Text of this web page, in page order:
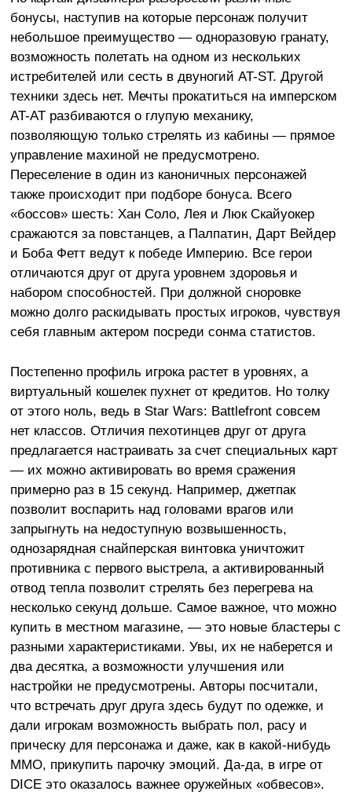
бонусы, наступив на которые персонаж получит
небольшое преимущество — одноразовую гранату,
возможность полетать на одном из нескольких
истребителей или сесть в двуногий AT-ST. Другой
техники здесь нет. Мечты прокатиться на имперском
AT-AT разбиваются о глупую механику,
позволяющую только стрелять из кабины — прямое
управление махиной не предусмотрено.
Переселение в один из каноничных персонажей
также происходит при подборе бонуса. Всего
«боссов» шесть: Хан Соло, Лея и Люк Скайуокер
сражаются за повстанцев, а Палпатин, Дарт Вейдер
и Боба Фетт ведут к победе Империю. Все герои
отличаются друг от друга уровнем здоровья и
набором способностей. При должной сноровке
можно долго раскидывать простых игроков, чувствуя
себя главным актером посреди сонма статистов.
Постепенно профиль игрока растет в уровнях, а
виртуальный кошелек пухнет от кредитов. Но толку
от этого ноль, ведь в Star Wars: Battlefront совсем
нет классов. Отличия пехотинцев друг от друга
предлагается настраивать за счет специальных карт
— их можно активировать во время сражения
примерно раз в 15 секунд. Например, джетпак
позволит воспарить над головами врагов или
запрыгнуть на недоступную возвышенность,
однозарядная снайперская винтовка уничтожит
противника с первого выстрела, а активированный
отвод тепла позволит стрелять без перегрева на
несколько секунд дольше. Самое важное, что можно
купить в местном магазине, — это новые бластеры с
разными характеристиками. Увы, их не наберется и
два десятка, а возможности улучшения или
настройки не предусмотрены. Авторы посчитали,
что встречать друг друга здесь будут по одежке, и
дали игрокам возможность выбрать пол, расу и
прическу для персонажа и даже, как в какой-нибудь
MMO, прикупить парочку эмоций. Да-да, в игре от
DICE это оказалось важнее оружейных «обвесов».